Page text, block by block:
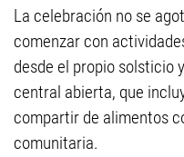
La celebración no se
comenzar con
desde el propio solsticio
central abierta, que
compartir de alimentos
comunitaria.